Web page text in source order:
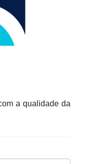
a qualidade da